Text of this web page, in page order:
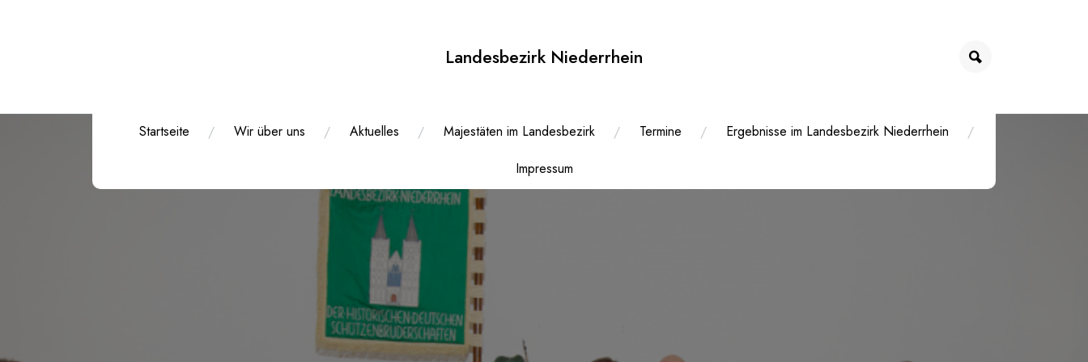
Landesbezirk Niederrhein
Startseite Wir über uns Aktuelles Majestäten im Landesbezirk Termine
Ergebnisse im Landesbezirk Niederrhein
Impressum